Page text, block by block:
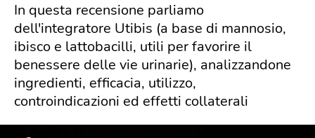
In questa recensione parliamo
dell'integratore Utibis (a base di mannosio,
ibisco e lattobacilli, utili per favorire il
benessere delle vie urinarie), analizzandone
ingredienti, efficacia, utilizzo,
controindicazioni ed effetti collaterali